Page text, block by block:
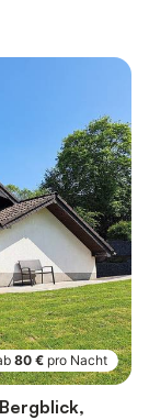
80 € pro Nacht